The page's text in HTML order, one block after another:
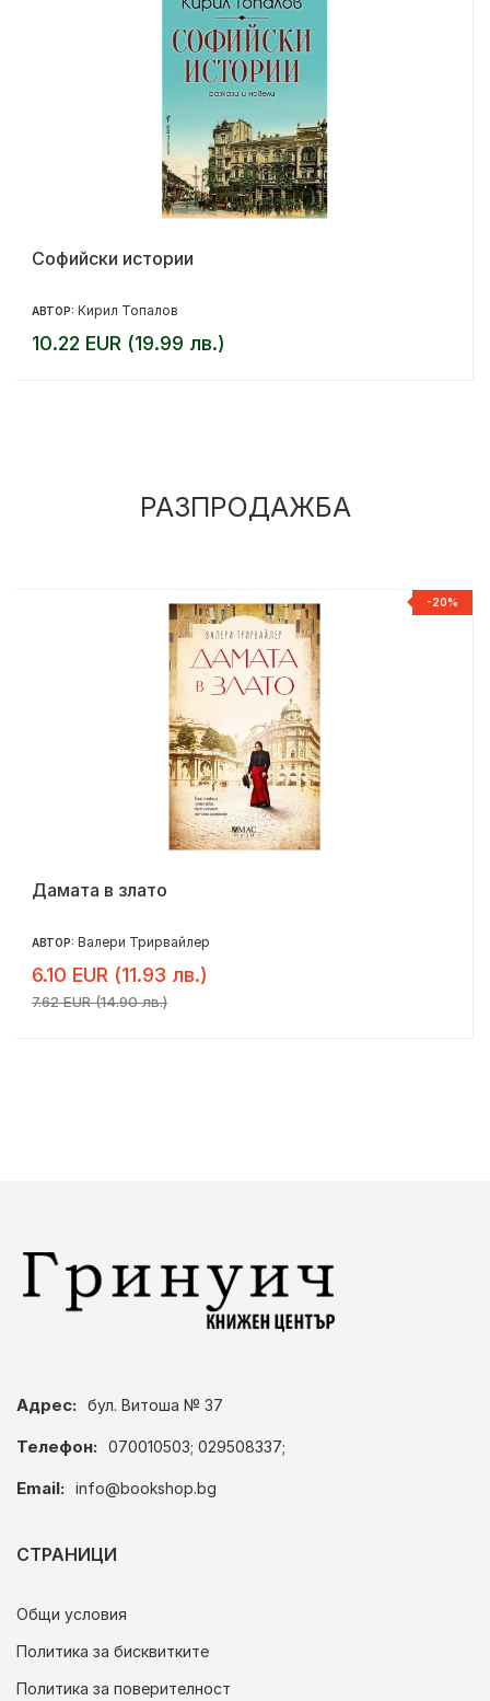
Софийски истории
АВТОР: Кирил Топалов
10.22 EUR (19.99 лв.)
РАЗПРОДАЖБА
-20%
Дамата в злато
АВТОР: Валери Трирвайлер
6.10 EUR (11.93 лв.)
7.62 EUR (14.90 лв.)
Адрес: бул. Витоша № 37
Телефон: 070010503; 029508337;
Email: info@bookshop.bg
СТРАНИЦИ
Общи условия
Политика за бисквитките
Политика за поверителност